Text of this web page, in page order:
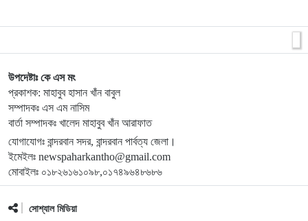
৯
লামার ফাইতংয়ে ভূমি জালিয়াতির অভিযোগ
১০
জুলাই গণঅভ্যুত্থান দিবসে শহীদের প্রতি রাঙ্গামাটি পার্বত্য জেলা
পরিষদের শ্রদ্ধাঞ্জলি
১১
নাইক্ষ্যংছড়ি উপজেলা প্রশাসনের উদ্যোগে ‘জুলাই গণ-অভ্যুত্থান
১২
উপদেষ্টাঃ কে এস মং
প্রকাশক: মাহাবুব হাসান খাঁন বাবুল
সম্পাদকঃ এস এম নাসিম
বার্তা সম্পাদকঃ খালেদ মাহাবুব খাঁন আরাফাত
যোগাযোগঃ বান্দরবান সদর, বান্দরবান পার্বত্য জেলা।
ইমেইলঃ newspaharkantho@gmail.com
মোবাইলঃ ০১৮২৬১৬১০৯৮,০১৭৪৯৬৪৮৬৮৬
সোশ্যাল মিডিয়া